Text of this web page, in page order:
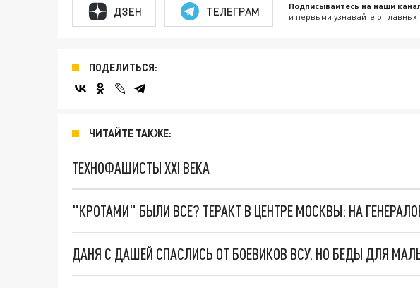
ДЗЕН ТЕЛЕГРАМ Подписывайтесь на наши
и первыми узнавайте о
ПОДЕЛИТЬСЯ:
ЧИТАЙТЕ ТАКЖЕ:
ТЕХНОФАШИСТЫ XXI ВЕКА
"КРОТАМИ" БЫЛИ ВСЕ? ТЕРАКТ В ЦЕНТРЕ МОСКВЫ: НА
ДАНЯ С ДАШЕЙ СПАСЛИСЬ ОТ БОЕВИКОВ ВСУ. НО БЕДЫ ДЛЯ